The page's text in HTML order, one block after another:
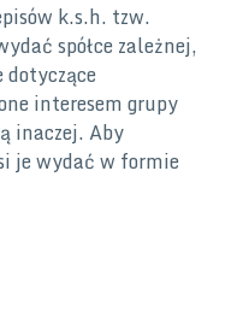
k.s.h. tzw.
spółce zależnej,
dotyczące
interesem grupy
inaczej. Aby
je wydać w formie